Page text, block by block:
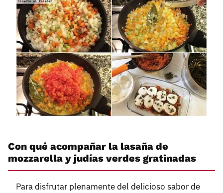
Con qué acompañar la lasaña de
mozzarella y judías verdes gratinadas
Para disfrutar plenamente del delicioso sabor de